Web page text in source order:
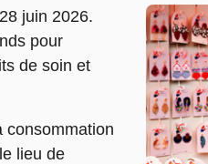
juin 2026.
pour
de soin et
consommation
lieu de